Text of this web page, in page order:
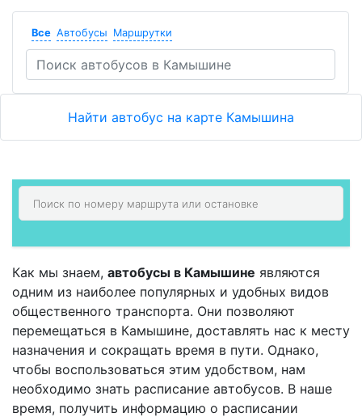
Все Автобусы Маршрутки
Найти автобус на карте Камышина
Как мы знаем, автобусы в Камышине являются
одним из наиболее популярных и удобных видов
общественного транспорта. Они позволяют
перемещаться в Камышине, доставлять нас к месту
назначения и сокращать время в пути. Однако,
чтобы воспользоваться этим удобством, нам
необходимо знать расписание автобусов. В наше
время, получить информацию о расписании